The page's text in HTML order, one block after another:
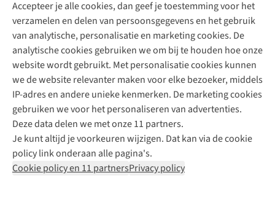
Accepteer je alle cookies, dan geef je toestemming voor het
verzamelen en delen van persoonsgegevens en het gebruik
van analytische, personalisatie en marketing cookies. De
analytische cookies gebruiken we om bij te houden hoe onze
website wordt gebruikt. Met personalisatie cookies kunnen
we de website relevanter maken voor elke bezoeker, middels
IP-adres en andere unieke kenmerken. De marketing cookies
gebruiken we voor het personaliseren van advertenties.
Deze data delen we met onze 11 partners.
Je kunt altijd je voorkeuren wijzigen. Dat kan via de cookie
policy link onderaan alle pagina's.
Cookie policy en 11 partnersPrivacy policy
+31 (0)85 888 50 88
+31 6 12 28 49 80
Contactformulier